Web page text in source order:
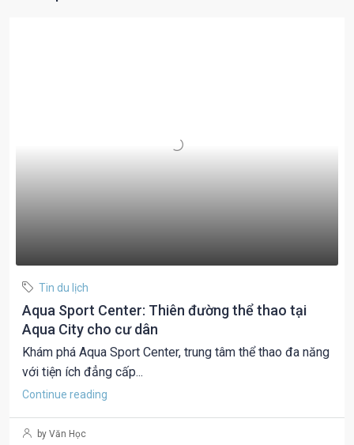
Tin du lịch
Aqua Sport Center: Thiên đường thể thao tại
Aqua City cho cư dân
Khám phá Aqua Sport Center, trung tâm thể thao đa năng
với tiện ích đẳng cấp...
Continue reading
by Văn Học